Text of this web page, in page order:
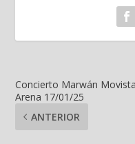
Concierto Marwán
Arena 17/01/25
ANTERIOR